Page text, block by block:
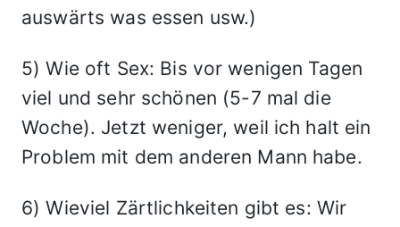
auswärts was essen usw.)
5) Wie oft Sex: Bis vor wenigen Tagen
viel und sehr schönen (5-7 mal die
Woche). Jetzt weniger, weil ich halt ein
Problem mit dem anderen Mann habe.
6) Wieviel Zärtlichkeiten gibt es: Wir